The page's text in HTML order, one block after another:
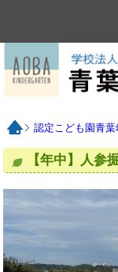
認定こども園青
【年中】人参